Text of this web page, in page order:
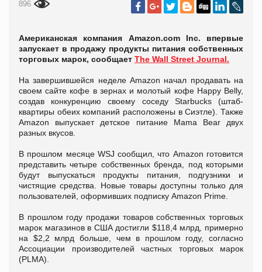
896
Американская компания Amazon.com Inc. впервые
запускает в продажу продукты питания собственных
торговых марок, сообщает The Wall Street Journal.
На завершившейся неделе Amazon начал продавать на
своем сайте кофе в зернах и молотый кофе Happy Belly,
создав конкуренцию своему соседу Starbucks (штаб-
квартиры обеих компаний расположены в Сиэтле). Также
Amazon выпускает детское питание Mama Bear двух
разных вкусов.
В прошлом месяце WSJ сообщил, что Amazon готовится
представить четыре собственных бренда, под которыми
будут выпускаться продукты питания, подгузники и
чистящие средства. Новые товары доступны только для
пользователей, оформивших подписку Amazon Prime.
В прошлом году продажи товаров собственных торговых
марок магазинов в США достигли $118,4 млрд, примерно
на $2,2 млрд больше, чем в прошлом году, согласно
Ассоциации производителей частных торговых марок
(PLMA).